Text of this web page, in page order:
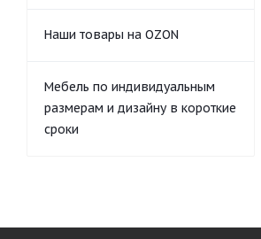
Наши товары на OZON
Мебель по индивидуальным
размерам и дизайну в короткие
сроки